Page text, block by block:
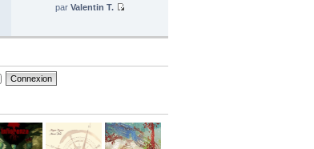
par Valentin T.